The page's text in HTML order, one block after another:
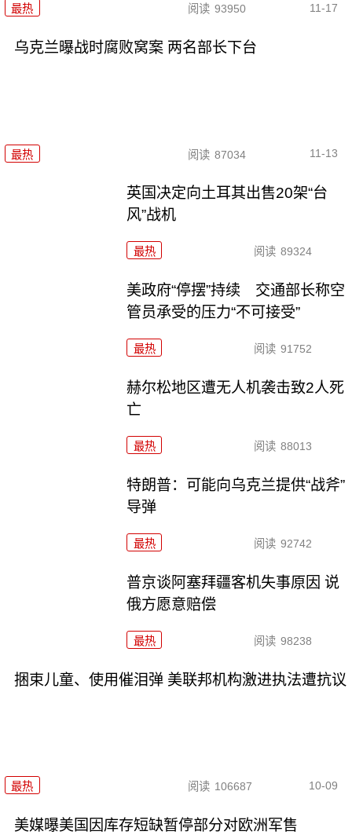
最热 阅读 93950 11-17
乌克兰曝战时腐败窝案 两名部长下台
最热 阅读 87034 11-13
英国决定向土耳其出售20架“台
风”战机
最热 阅读 89324
美政府“停摆”持续 交通部长称空
管员承受的压力“不可接受”
最热 阅读 91752
赫尔松地区遭无人机袭击致2人死
亡
最热 阅读 88013
特朗普：可能向乌克兰提供“战斧”
导弹
最热 阅读 92742
普京谈阿塞拜疆客机失事原因 说
俄方愿意赔偿
最热 阅读 98238
捆束儿童、使用催泪弹 美联邦机构激进执法遭抗议
最热 阅读 106687 10-09
美媒曝美国因库存短缺暂停部分对欧洲军售